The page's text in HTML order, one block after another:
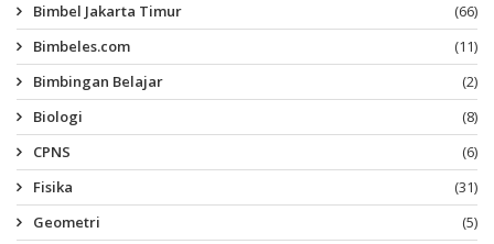
Bimbel Jakarta Timur
(66)
Bimbeles.com
(11)
Bimbingan Belajar
(2)
Biologi
(8)
CPNS
(6)
Fisika
(31)
Geometri
(5)